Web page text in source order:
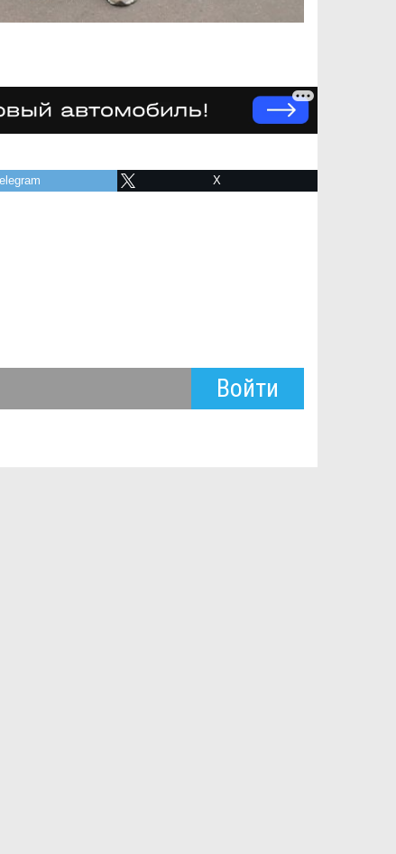
X
Войти